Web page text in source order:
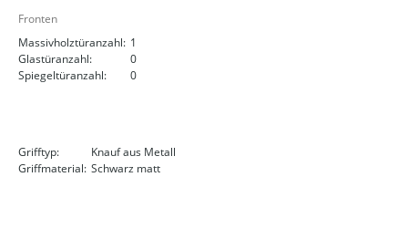
Fronten
Massivholztüranzahl: 1
Glastüranzahl:
0
Spiegeltüranzahl:
0
Grifftyp:
Knauf aus Metall
Griffmaterial: Schwarz matt